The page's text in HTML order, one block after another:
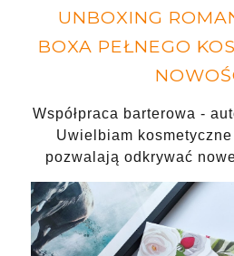
UNBOXING
BOXA PEŁNEGO
Współpraca barterowa -
Uwielbiam
pozwalają odkrywać